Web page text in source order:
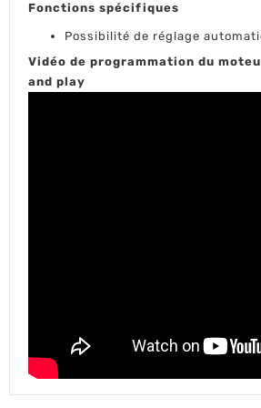
Fonctions spécifiques
Possibilité de réglage
Vidéo de programmation du
and play